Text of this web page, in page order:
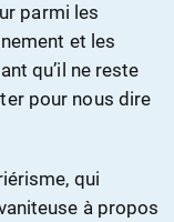
parmi les
et les
qu’il ne reste
pour nous dire
qui
à propos